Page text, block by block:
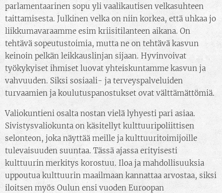
parlamentaarinen sopu yli vaalikautisen velkasuhteen
taittamisesta. Julkinen velka on niin korkea, että uhkaa jo
liikkumavaraamme esim kriisitilanteen aikana. On
tehtävä sopeutustoimia, mutta ne on tehtävä kasvun
keinoin pelkän leikkauslinjan sijaan. Hyvinvoivat
työkykyiset ihmiset luovat yhteiskuntamme kasvun ja
vahvuuden. Siksi sosiaali- ja terveyspalveluiden
turvaamien ja koulutuspanostukset ovat välttämättömiä.
Valiokuntieni osalta nostan vielä lyhyesti pari asiaa.
Sivistysvaliokunta on käsitellyt kulttuuripoliittisen
selonteon, joka näyttää meille ja kulttuuritoimijoille
tulevaisuuden suuntaa. Tässä ajassa erityisesti
kulttuurin merkitys korostuu. Iloa ja mahdollisuuksia
uppoutua kulttuurin maailmaan kannattaa arvostaa, siksi
iloitsen myös Oulun ensi vuoden Euroopan